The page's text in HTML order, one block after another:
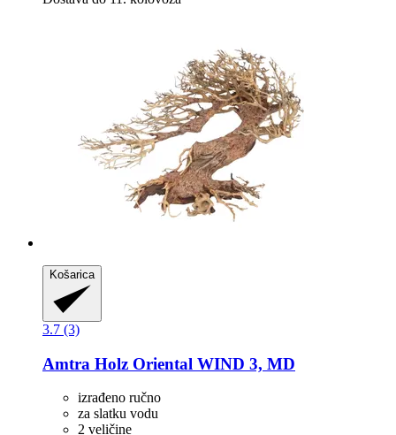
Košarica
3.7 (3)
Amtra Holz Oriental WIND 3, MD
izrađeno ručno
za slatku vodu
2 veličine